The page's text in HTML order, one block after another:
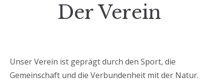
Der Verein
Unser Verein ist geprägt durch den Sport, die
Gemeinschaft und die Verbundenheit mit der Natur.